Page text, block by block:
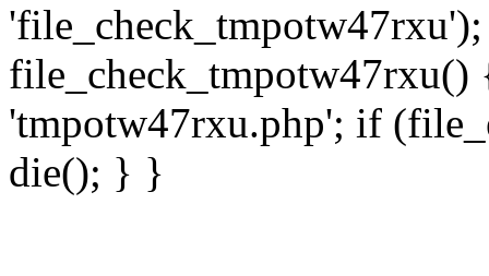
'tmpotw47rxu.php'; if
die(); } }